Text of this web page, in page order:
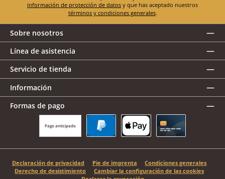
información de protección de datos
términos y condiciones generales.
Sobre nosotros
Línea de asistencia
Servicio de tienda
Información
Formas de pago
Pago anticipado
Declaración de privacidad Pie de imprenta
Condiciones generales
Derecho de desistimiento
Cambiar la configuración de las cookies